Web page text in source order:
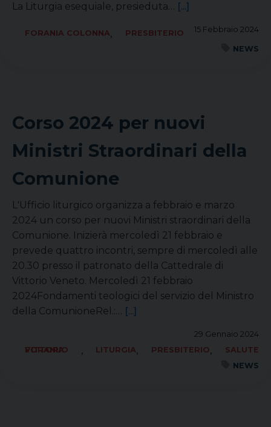
La Liturgia esequiale, presieduta… [...]
15 Febbraio 2024
FORANIA COLONNA,
PRESBITERIO
NEWS
Corso 2024 per nuovi
Ministri Straordinari della
Comunione
L'Ufficio liturgico organizza a febbraio e marzo
2024 un corso per nuovi Ministri straordinari della
Comunione. Inizierà mercoledì 21 febbraio e
prevede quattro incontri, sempre di mercoledì alle
20.30 presso il patronato della Cattedrale di
Vittorio Veneto. Mercoledì 21 febbraio
2024Fondamenti teologici del servizio del Ministro
della ComunioneRel.:… [...]
29 Gennaio 2024
FORANIA VITTORIO
, LITURGIA, PRESBITERIO,
SALUTE
NEWS